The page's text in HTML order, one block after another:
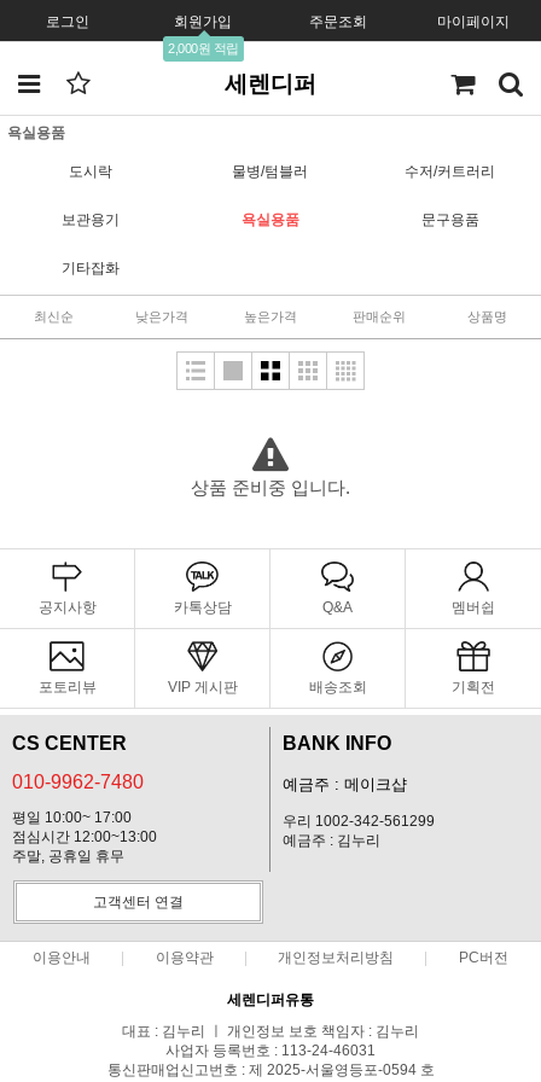
로그인 회원가입
2,000원 적립
주문조회 마이페이지
세렌디퍼
욕실용품
도시락 물병/텀블러 수저/커트러리
보관용기 욕실용품 문구용품
기타잡화
최신순 낮은가격 높은가격 판매순위 상품명
상품 준비중 입니다.
공지사항 카톡상담 Q&A 멤버쉽
포토리뷰 VIP 게시판 배송조회 기획전
CS CENTER
010-9962-7480
평일 10:00~ 17:00
점심시간 12:00~13:00
주말, 공휴일 휴무
BANK INFO
예금주 : 메이크샵
우리 1002-342-561299
예금주 : 김누리
고객센터 연결
이용안내 이용약관 개인정보처리방침 PC버전
세렌디퍼유통
대표 : 김누리 ㅣ 개인정보 보호 책임자 : 김누리
사업자 등록번호 : 113-24-46031
통신판매업신고번호 : 제 2025-서울영등포-0594 호